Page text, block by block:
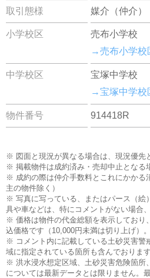
取引態様 媒介（仲介）
小学校区
売布小学校
→売布小学校
中学校区
宝塚中学校
→宝塚中学校
物件番号 914418R
※ 図面と現況が異なる場合は、現況優先
※ 掲載物件は成約済み・売却中止となる
※ 成約の際は仲介手数料とこれにかかる
主の物件除く）
※ 写真に写っている、またはパース（絵
具や車などは、特にコメントがない場合
※ 価格は物件の代金総額を表示しており
込価格です（10,000円未満は切り上げ）。
※ コメント内に記載している土砂災害警
域に指定されている箇所も含んでおります
※ 洪水浸水想定区域、土砂災害危険箇所
については最新データとは限りません。